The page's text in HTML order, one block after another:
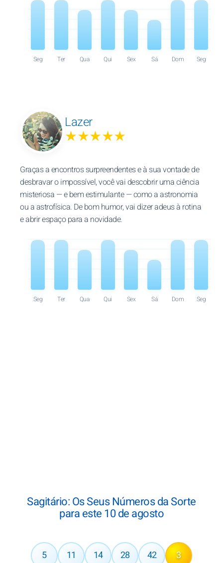
Seg Ter Qua Qui Sex Sá Dom Seg
Lazer
★★★★★
Graças a encontros surpreendentes e à sua vontade de
desbravar o impossível, você vai descobrir uma ciência
misteriosa — e bem estimulante — como a astronomia
ou a astrofísica. De bom humor, vai dizer adeus à rotina
e abrir espaço para a novidade.
Seg Ter Qua Qui Sex Sá Dom Seg
Sagitário: Os Seus Números da Sorte
para este 10 de agosto
5 11 14 28 42 3